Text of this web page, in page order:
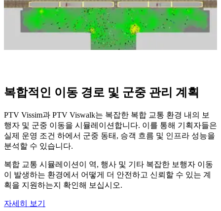
복합적인 이동 경로 및 군중 관리 계획
PTV Vissim과 PTV Viswalk는 복잡한 복합 교통 환경 내의 보
행자 및 군중 이동을 시뮬레이션합니다. 이를 통해 기획자들은
실제 운영 조건 하에서 군중 동태, 승객 흐름 및 인프라 성능을
분석할 수 있습니다.
복합 교통 시뮬레이션이 역, 행사 및 기타 복잡한 보행자 이동
이 발생하는 환경에서 어떻게 더 안전하고 신뢰할 수 있는 계
획을 지원하는지 확인해 보십시오.
자세히 보기